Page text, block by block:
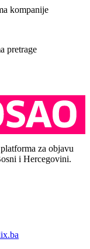
kompanije
pretrage
za objavu
i Hercegovini.